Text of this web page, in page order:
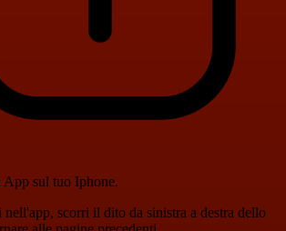
App sul tuo Iphone.
scorri il dito da sinistra a destra dello